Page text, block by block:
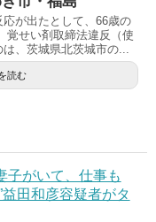
が出たとして、66歳の
覚せい剤取締法違反（使
、茨城県北茨城市の...
読む
子がいて、仕事も
田和彦容疑者がタ